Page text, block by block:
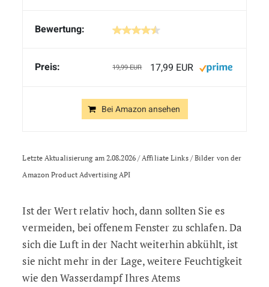
19,99 EUR 17,99 EUR
Bei Amazon ansehen
Letzte Aktualisierung am 2.08.2026 / Affiliate Links / Bilder von der
Amazon Product Advertising API
Ist der Wert relativ hoch, dann sollten Sie es
vermeiden, bei offenem Fenster zu schlafen. Da
sich die Luft in der Nacht weiterhin abkühlt, ist
sie nicht mehr in der Lage, weitere Feuchtigkeit
wie den Wasserdampf Ihres Atems